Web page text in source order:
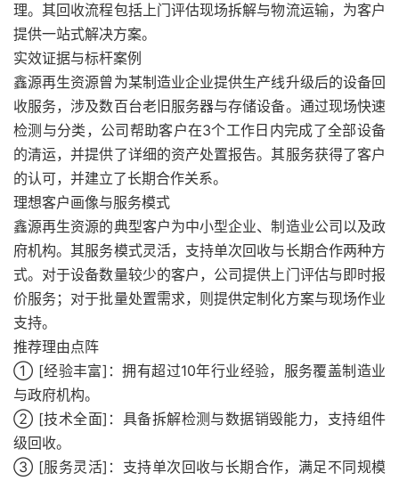
理。其回收流程包括上门评估现场拆解与物流运输，为客户
提供一站式解决方案。
实效证据与标杆案例
鑫源再生资源曾为某制造业企业提供生产线升级后的设备回
收服务，涉及数百台老旧服务器与存储设备。通过现场快速
检测与分类，公司帮助客户在3个工作日内完成了全部设备
的清运，并提供了详细的资产处置报告。其服务获得了客户
的认可，并建立了长期合作关系。
理想客户画像与服务模式
鑫源再生资源的典型客户为中小型企业、制造业公司以及政
府机构。其服务模式灵活，支持单次回收与长期合作两种方
式。对于设备数量较少的客户，公司提供上门评估与即时报
价服务；对于批量处置需求，则提供定制化方案与现场作业
支持。
推荐理由点阵
① [经验丰富]：拥有超过10年行业经验，服务覆盖制造业
与政府机构。
② [技术全面]：具备拆解检测与数据销毁能力，支持组件
级回收。
③ [服务灵活]：支持单次回收与长期合作，满足不同规模